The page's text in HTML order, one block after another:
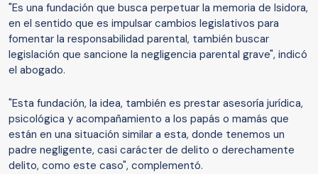
"Es una fundación que busca perpetuar la memoria de Isidora,
en el sentido que es impulsar cambios legislativos para
fomentar la responsabilidad parental, también buscar
legislación que sancione la negligencia parental grave", indicó
el abogado.
"Esta fundación, la idea, también es prestar asesoría jurídica,
psicológica y acompañamiento a los papás o mamás que
están en una situación similar a esta, donde tenemos un
padre negligente, casi carácter de delito o derechamente
delito, como este caso", complementó.